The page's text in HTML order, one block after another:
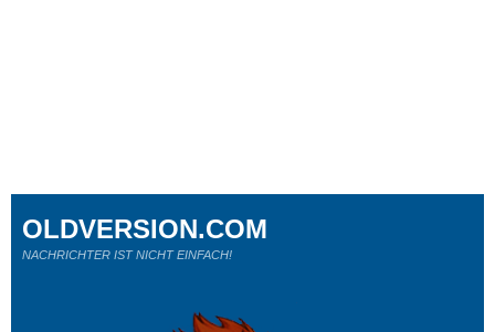
OLDVERSION.COM
NACHRICHTER IST NICHT EINFACH!